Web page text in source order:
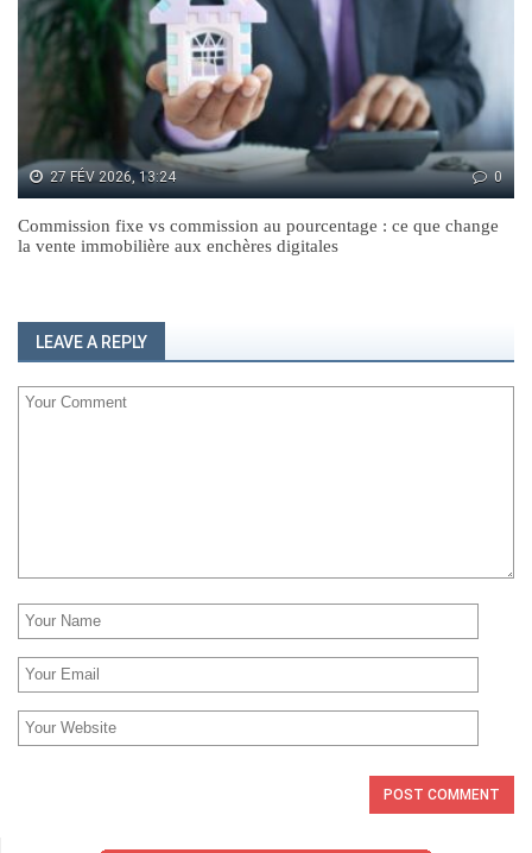
27 FÉV 2026, 13:24 0
Commission fixe vs commission au pourcentage : ce que change
la vente immobilière aux enchères digitales
LEAVE A REPLY